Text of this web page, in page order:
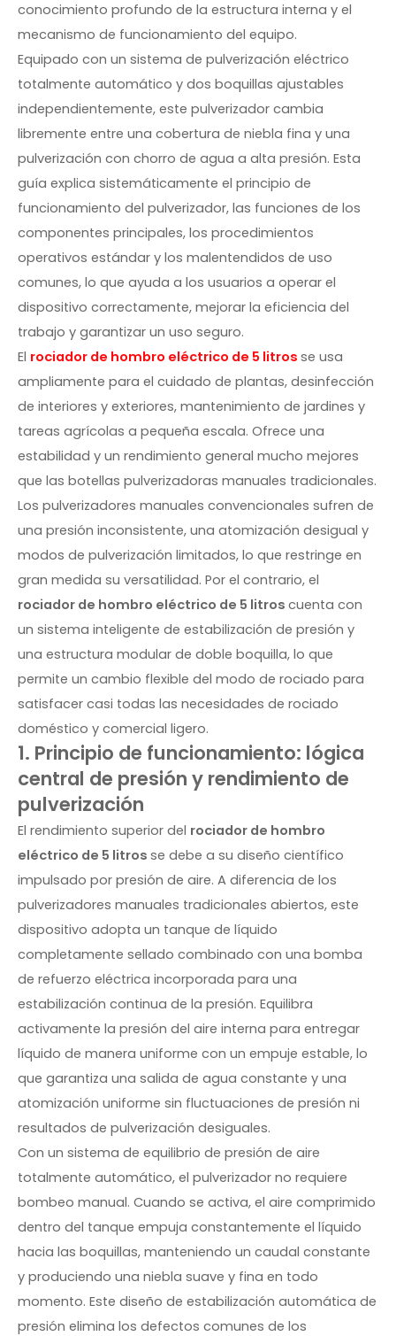
conocimiento profundo de la estructura interna y el
mecanismo de funcionamiento del equipo.
Equipado con un sistema de pulverización eléctrico
totalmente automático y dos boquillas ajustables
independientemente, este pulverizador cambia
libremente entre una cobertura de niebla fina y una
pulverización con chorro de agua a alta presión. Esta
guía explica sistemáticamente el principio de
funcionamiento del pulverizador, las funciones de los
componentes principales, los procedimientos
operativos estándar y los malentendidos de uso
comunes, lo que ayuda a los usuarios a operar el
dispositivo correctamente, mejorar la eficiencia del
trabajo y garantizar un uso seguro.
El rociador de hombro eléctrico de 5 litros se usa
ampliamente para el cuidado de plantas, desinfección
de interiores y exteriores, mantenimiento de jardines y
tareas agrícolas a pequeña escala. Ofrece una
estabilidad y un rendimiento general mucho mejores
que las botellas pulverizadoras manuales tradicionales.
Los pulverizadores manuales convencionales sufren de
una presión inconsistente, una atomización desigual y
modos de pulverización limitados, lo que restringe en
gran medida su versatilidad. Por el contrario, el
rociador de hombro eléctrico de 5 litros cuenta con
un sistema inteligente de estabilización de presión y
una estructura modular de doble boquilla, lo que
permite un cambio flexible del modo de rociado para
satisfacer casi todas las necesidades de rociado
doméstico y comercial ligero.
1. Principio de funcionamiento: lógica
central de presión y rendimiento de
pulverización
El rendimiento superior del rociador de hombro
eléctrico de 5 litros se debe a su diseño científico
impulsado por presión de aire. A diferencia de los
pulverizadores manuales tradicionales abiertos, este
dispositivo adopta un tanque de líquido
completamente sellado combinado con una bomba
de refuerzo eléctrica incorporada para una
estabilización continua de la presión. Equilibra
activamente la presión del aire interna para entregar
líquido de manera uniforme con un empuje estable, lo
que garantiza una salida de agua constante y una
atomización uniforme sin fluctuaciones de presión ni
resultados de pulverización desiguales.
Con un sistema de equilibrio de presión de aire
totalmente automático, el pulverizador no requiere
bombeo manual. Cuando se activa, el aire comprimido
dentro del tanque empuja constantemente el líquido
hacia las boquillas, manteniendo un caudal constante
y produciendo una niebla suave y fina en todo
momento. Este diseño de estabilización automática de
presión elimina los defectos comunes de los